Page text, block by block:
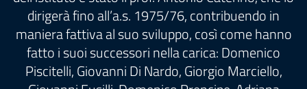
dirigerà fino all’a.s. 1975/76, contribuendo in
maniera fattiva al suo sviluppo, così come hanno
fatto i suoi successori nella carica: Domenico
Piscitelli, Giovanni Di Nardo, Giorgio Marciello,